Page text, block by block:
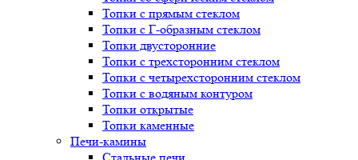
Топки с прямым стеклом
Топки с Г-образным стеклом
Топки двусторонние
Топки с трехсторонним стеклом
Топки с четырехсторонним стеклом
Топки с водяным контуром
Топки открытые
Топки каменные
Печи-камины